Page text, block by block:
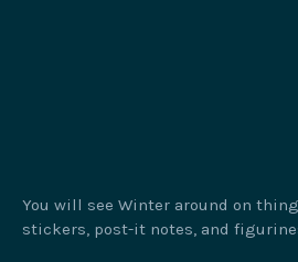
You will see Winter around on
stickers, post-it notes, and